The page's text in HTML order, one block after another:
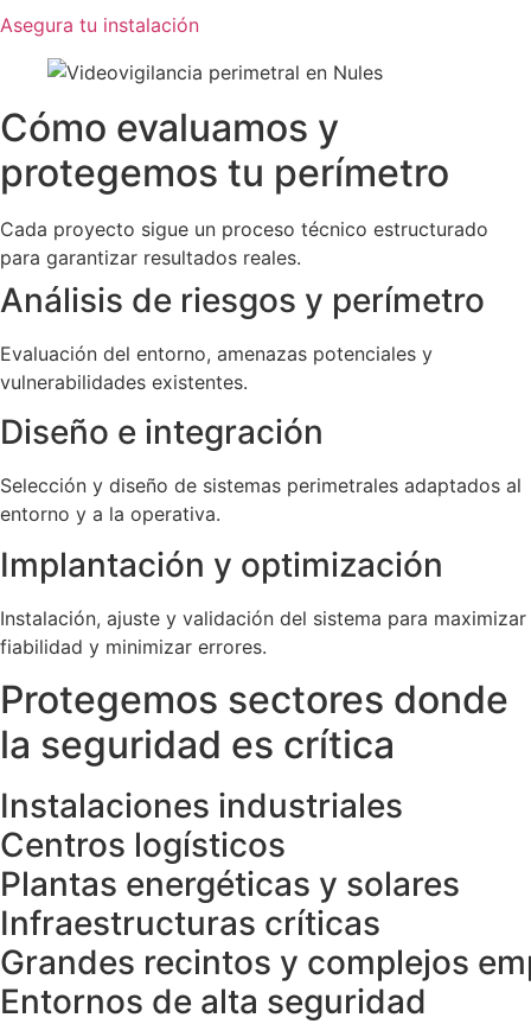
Asegura tu instalación
Cómo evaluamos y
protegemos tu perímetro
Cada proyecto sigue un proceso técnico estructurado
para garantizar resultados reales.
Análisis de riesgos y perímetro
Evaluación del entorno, amenazas potenciales y
vulnerabilidades existentes.
Diseño e integración
Selección y diseño de sistemas perimetrales adaptados al
entorno y a la operativa.
Implantación y optimización
Instalación, ajuste y validación del sistema para maximizar
fiabilidad y minimizar errores.
Protegemos sectores donde
la seguridad es crítica
Instalaciones industriales
Centros logísticos
Plantas energéticas y solares
Infraestructuras críticas
Grandes recintos y complejos
Entornos de alta seguridad